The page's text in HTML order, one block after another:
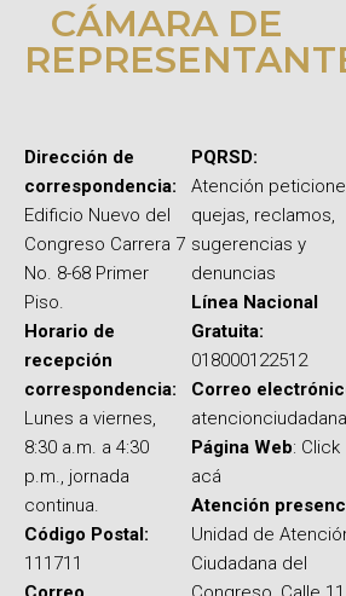
CÁMARA DE
Dirección de
correspondencia:
Edificio Nuevo del
Congreso Carrera 7
No. 8-68 Primer
Piso.
Horario de
recepción
correspondencia:
Lunes a viernes,
8:30 a.m. a 4:30
p.m., jornada
continua.
Código Postal:
111711
PQRSD:
Atención
quejas, reclamos,
sugerencias y
denuncias
Línea Nacional
Gratuita:
018000122512
Correo
Página Web: Click
acá
Atención
Unidad de
Ciudadana del